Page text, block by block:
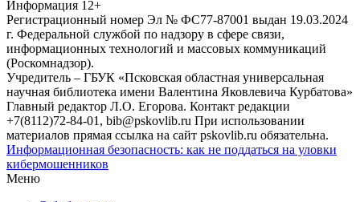
Информация 12+
Регистрационный номер Эл № ФС77-87001 выдан 19.03.2024
г. Федеральной службой по надзору в сфере связи,
информационных технологий и массовых коммуникаций
(Роскомнадзор).
Учредитель – ГБУК «Псковская областная универсальная
научная библиотека имени Валентина Яковлевича Курбатова»
Главный редактор Л.О. Егорова. Контакт редакции
+7(8112)72-84-01, bib@pskovlib.ru При использовании
материалов прямая ссылка на сайт pskovlib.ru обязательна.
Информационная безопасность: как не поддаться на уловки
кибермошенников
Меню